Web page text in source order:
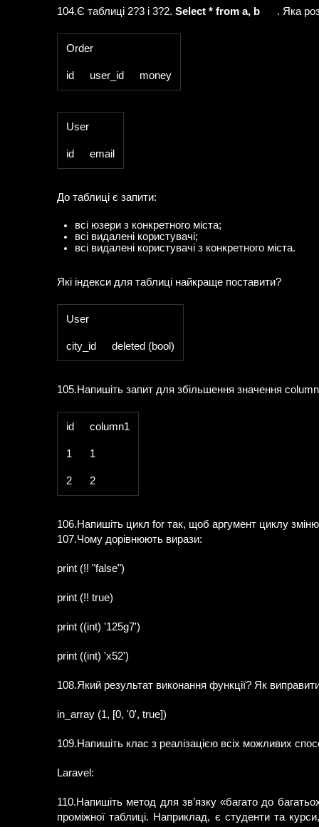
104.Є таблиці 2?3 і 3?2. Select * from a, b . Яка
Order
id user_id money
User
id email
До таблиці є запити:
всі юзери з конкретного міста;
всі видалені користувачі;
всі видалені користувачі з конкретного міста.
Які індекси для таблиці найкраще поставити?
User
city_id deleted (bool)
105.Напишіть запит для збільшення значення
id column1
1 1
2 2
106.Напишіть цикл for так, щоб аргумент циклу
107.Чому дорівнюють вирази:
print (!! "false")
print (!! true)
print ((int) '125g7')
print ((int) 'x52')
108.Який результат виконання функції? Як
in_array (1, [0, '0', true])
109.Напишіть клас з реалізацією всіх можливих
Laravel:
110.Напишіть метод для зв’язку «багато до
проміжної таблиці. Наприклад, є студенти та